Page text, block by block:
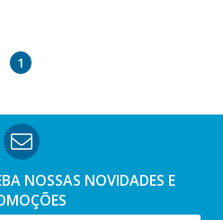
1
NOSSAS NOVIDADES E